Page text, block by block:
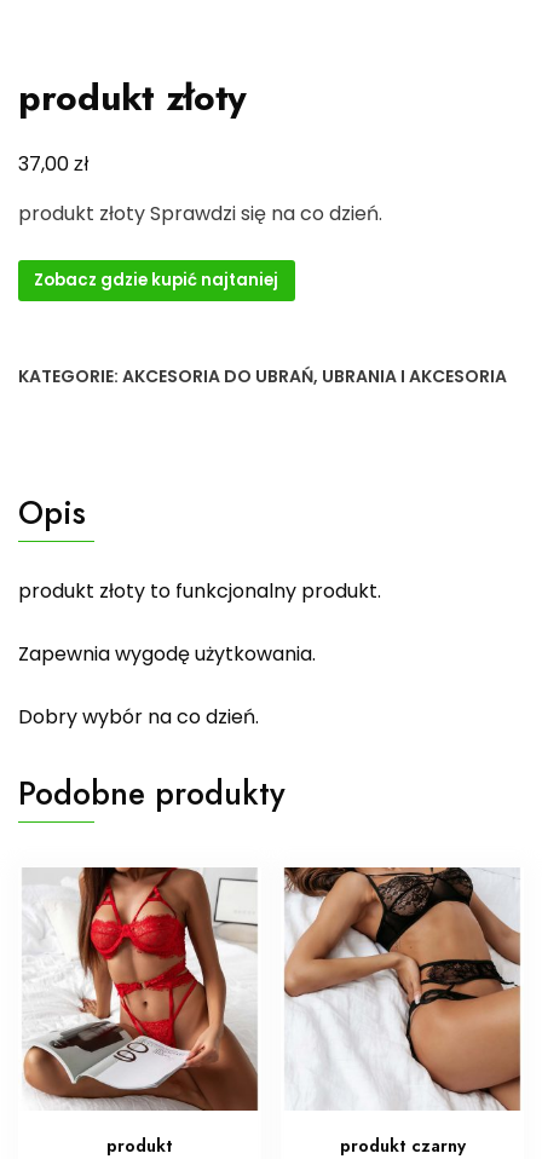
produkt złoty
37,00zł
produkt złoty Sprawdzi się na co dzień.
Zobacz gdzie kupić najtaniej
KATEGORIE: AKCESORIA DO UBRAŃ, UBRANIA I AKCESORIA
Opis
produkt złoty to funkcjonalny produkt.
Zapewnia wygodę użytkowania.
Dobry wybór na co dzień.
Podobne produkty
produkt produkt czarny